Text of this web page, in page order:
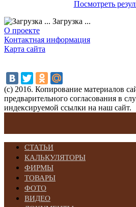
Посмотреть
Загрузка ...
О проекте
Контактная информация
Карта сайта
(с) 2016. Копирование материалов
предварительного согласования в
индексируемой ссылки на наш сайт.
СТАТЬИ
КАЛЬКУЛЯТОРЫ
ФИРМЫ
ТОВАРЫ
ФОТО
ВИДЕО